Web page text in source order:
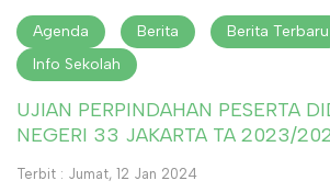
Agenda Berita
Berita Terbaru
Info Sekolah
UJIAN PERPINDAHAN PESERTA
NEGERI 33 JAKARTA TA 2023/
Terbit : Jumat, 12 Jan 2024